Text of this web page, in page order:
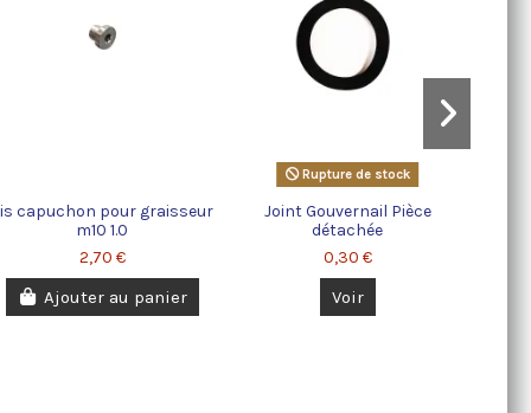
capuchon pour graisseur
m10 1.0
2,70 €
Ajouter au panier
Rupture de stock
Joint Gouvernail Pièce
détachée
0,30 €
Voir